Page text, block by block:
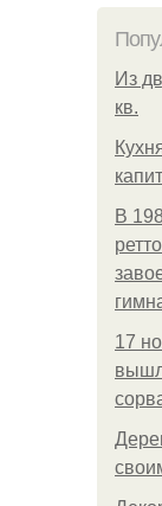
Из
кв.
В
17